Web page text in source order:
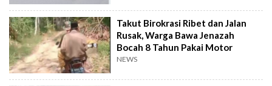
Takut Birokrasi Ribet dan Jalan
Rusak, Warga Bawa Jenazah
Bocah 8 Tahun Pakai Motor
NEWS